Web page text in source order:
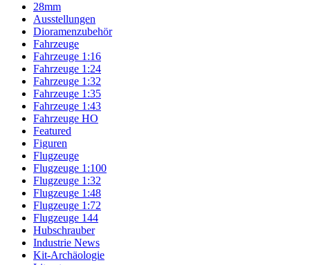
28mm
Ausstellungen
Dioramenzubehör
Fahrzeuge
Fahrzeuge 1:16
Fahrzeuge 1:24
Fahrzeuge 1:32
Fahrzeuge 1:35
Fahrzeuge 1:43
Fahrzeuge HO
Featured
Figuren
Flugzeuge
Flugzeuge 1:100
Flugzeuge 1:32
Flugzeuge 1:48
Flugzeuge 1:72
Flugzeuge 144
Hubschrauber
Industrie News
Kit-Archäologie